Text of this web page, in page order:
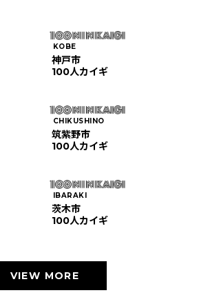
KOBE
神戸市
100人カイギ
CHIKUSHINO
筑紫野市
100人カイギ
IBARAKI
茨木市
100人カイギ
VIEW MORE